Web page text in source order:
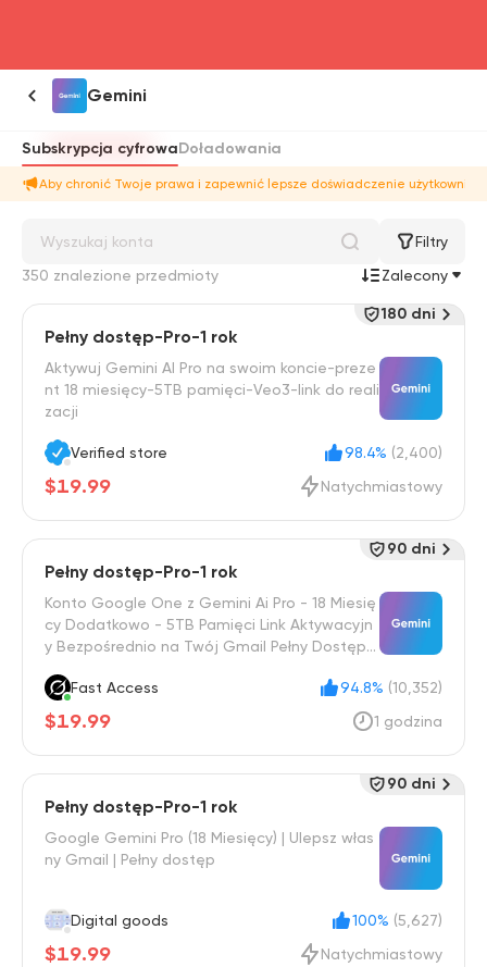
Gemini
Subskrypcja cyfrowaDoładowania
Aby chronić Twoje prawa i zapewnić lepsze doświadczenie
Filtry
350 znalezione przedmioty
Zalecony
Pełny dostęp-Pro-1 rok
Aktywuj Gemini AI Pro na swoim koncie-preze
nt 18 miesięcy-5TB pamięci-Veo3-link do reali
zacji
Verified store 98.4% (2,400)
$19.99 Natychmiastowy
180 dni
Pełny dostęp-Pro-1 rok
Konto Google One z Gemini Ai Pro - 18 Miesię
cy Dodatkowo - 5TB Pamięci Link Aktywacyjn
y Bezpośrednio na Twój Gmail Pełny Dostęp -
Fast Access
94.8% (10,352)
$19.99 1 godzina
90 dni
Pełny dostęp-Pro-1 rok
Google Gemini Pro (18 Miesięcy) | Ulepsz włas
ny Gmail | Pełny dostęp
Digital goods 100% (5,627)
$19.99 Natychmiastowy
90 dni